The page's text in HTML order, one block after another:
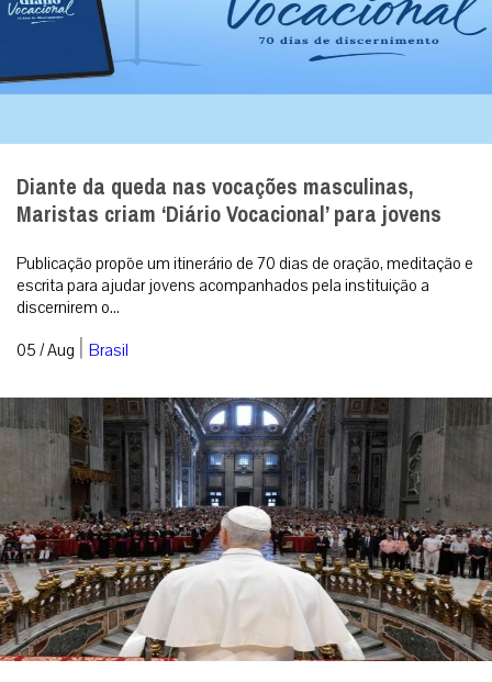
Diante da queda nas vocações masculinas,
Maristas criam ‘Diário Vocacional’ para jovens
Publicação propõe um itinerário de 70 dias de oração, meditação e
escrita para ajudar jovens acompanhados pela instituição a
discernirem o...
05 / Aug | Brasil